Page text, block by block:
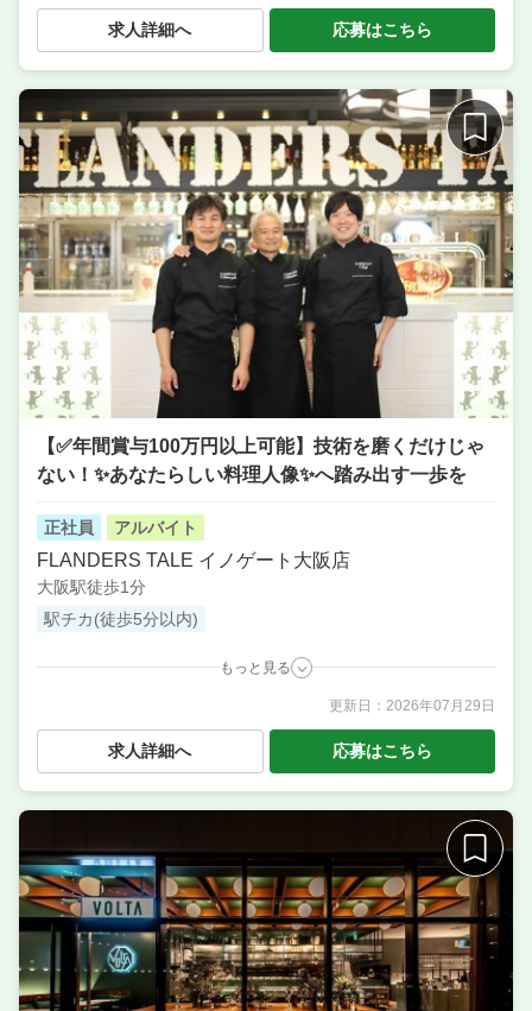
（シェフ・板長など） ／ 店長候補・マネージャー ／
調理・キッチンスタッフ・板前 ／ ソムリエ ／ サービ
業態 五感で楽しむビストロ／ワインも自慢
住所 大阪府大阪市北区小松原町1-7 ミスターりんビル 3F
席数 50席〜75席
単価 7000円〜10000円
求人詳細へ 応募はこちら
【✅️年間賞与100万円以上可能】技術を磨くだけじゃ
ない！✨あなたらしい料理人像✨へ踏み出す一歩を
正社員 アルバイト
FLANDERS TALE イノゲート大阪店
大阪駅徒歩1分
駅チカ(徒歩5分以内)
もっと見る
本部スタッフ・SV ／ 店長候補・マネージャー ／ 料理
長候補（シェフ・板長など） ／ サービス・ホール ／
調理・キッチンスタッフ・板前
瓶ビールの種類は100種類以上！お洒落パブ
大阪府大阪市北区梅田3丁目2番123号 イノゲート大阪
席数 75席〜100席
単価 3000円〜4000円
更新日： 2026年07月29日
求人詳細へ 応募はこちら